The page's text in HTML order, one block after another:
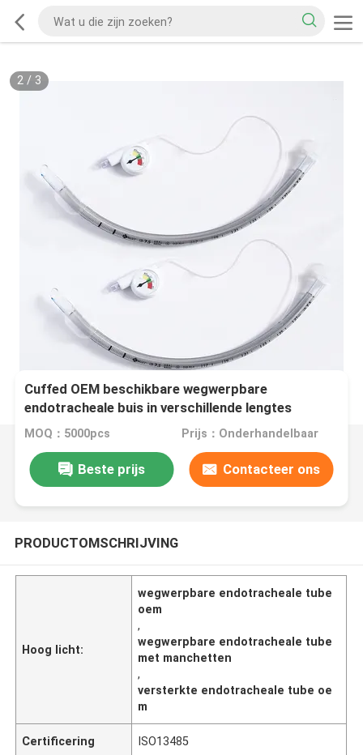
2/ 3
Cuffed OEM beschikbare wegwerpbare
endotracheale buis in verschillende lengtes
MOQ：5000pcs Prijs：Onderhandelbaar
Beste prijs Contacteer ons
PRODUCTOMSCHRIJVING
Hoog licht:
wegwerpbare endotracheale tube
oem
,
wegwerpbare endotracheale tube
met manchetten
,
versterkte endotracheale tube oe
m
Certificering ISO13485